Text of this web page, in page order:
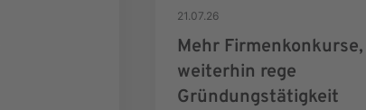
21.07.26
Mehr
weiterhin rege
Gründungstätigkeit